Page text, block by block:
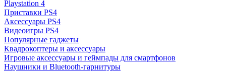
Playstation 4
Приставки PS4
Аксессуары PS4
Видеоигры PS4
Популярные гаджеты
Квадрокоптеры и аксессуары
Игровые аксессуары и геймпады для смартфонов
Наушники и Bluetooth-гарнитуры